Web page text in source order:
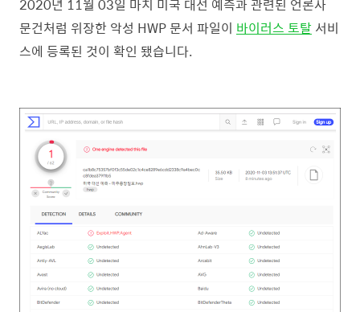
2020년 11월 03일 마치 미국 대선 예측과 관련된 언론사
문건처럼 위장한 악성 HWP 문서 파일이 바이러스 토탈 서비
스에 등록된 것이 확인 됐습니다.